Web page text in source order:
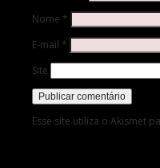
Nome *
E-mail *
Site
Esse site utiliza o Akismet